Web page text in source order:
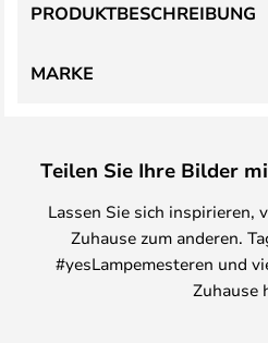
PRODUKTBESCHREIBUNG
MARKE
Teilen Sie Ihre Bilder
Lassen Sie sich inspirieren,
Zuhause zum anderen.
#yesLampemesteren und
Zuhause